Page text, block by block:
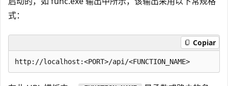
式：
Copiar